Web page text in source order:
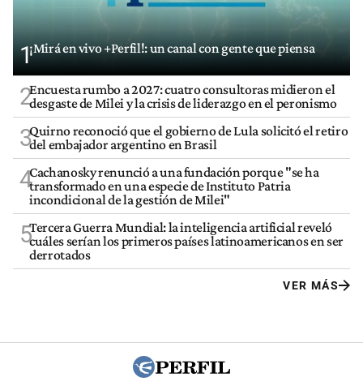
1¡Mirá en vivo +Perfil!: un canal con gente que piensa
2Encuesta rumbo a 2027: cuatro consultoras midieron el
desgaste de Milei y la crisis de liderazgo en el peronismo
3Quirno reconoció que el gobierno de Lula solicitó el retiro
del embajador argentino en Brasil
4Cachanosky renunció a una fundación porque "se ha
transformado en una especie de Instituto Patria
incondicional de la gestión de Milei"
5Tercera Guerra Mundial: la inteligencia artificial reveló
cuáles serían los primeros países latinoamericanos en ser
derrotados
VER MÁS